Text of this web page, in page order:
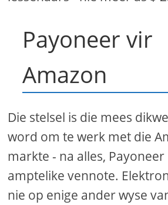
Payoneer vir
Amazon
Die stelsel is die mees
word om te werk met die
markte - na alles, Payoneer
amptelike vennote.
nie op enige ander wyse